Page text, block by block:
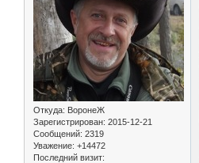
Откуда: ВоронеЖ
Зарегистрирован: 2015-12-21
Сообщений: 2319
Уважение: +14472
Последний визит: